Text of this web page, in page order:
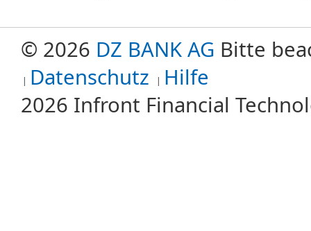
© 2026 DZ BANK AG Bitte
Datenschutz Hilfe
2026 Infront Financial